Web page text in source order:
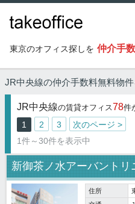
東京のオフィス探しを 仲介手
JR中央線の仲介手数料無料物件
JR中央線の賃貸オフィス78件
1 2 3
次のページ >
1件～30件を表示中
新御茶ノ水アーバントリ
住所